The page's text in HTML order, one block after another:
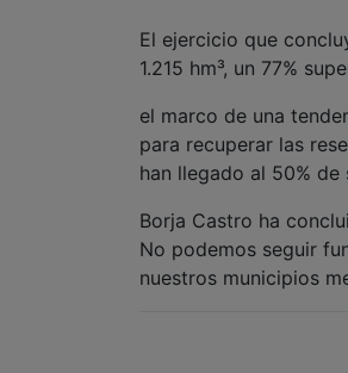
El ejercicio que
1.215 hm³, un 77%
el marco de una
para recuperar las
han llegado al 50%
Borja Castro ha
No podemos seguir
nuestros municipios